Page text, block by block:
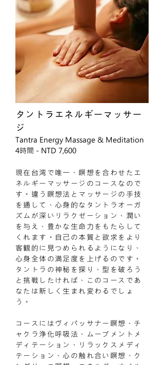
タントラエネルギーマッサー
ジ
Tantra Energy Massage & Meditation
4時間 - NTD 7,600​
現在台湾で唯一、瞑想を合わせたエ
ネルギーマッサージのコースなので
す。違う瞑想法とマッサージの手技
を通して、心身的なタントラオーガ
ズムが深いリラクゼーション、潤い
を与え、豊かな生命力をもたらして
くれます。自己の本質と欲求をより
客観的に見つめられるようになり、
心身全体の満足度を上げるのです。
タントラの神秘を探り、型を破ろう
と挑戦したければ、このコースであ
なたは新しく生まれ変わるでしょ
う。
コースにはヴィパッサナー瞑想、チ
ャクラ浄化呼吸法、ムーブメントメ
ディテーション、リラックスメディ
テーション、心の触れ合い瞑想、ク